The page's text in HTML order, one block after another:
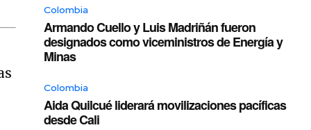
Colombia
Armando Cuello y Luis Madriñán fueron
designados como viceministros de Energía y
Minas
Colombia
Aida Quilcué liderará movilizaciones pacíficas
desde Cali